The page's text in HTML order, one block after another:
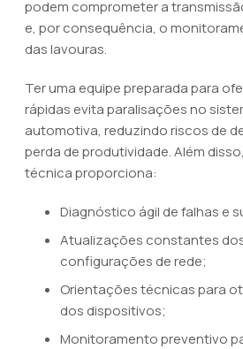
podem comprometer a
e, por consequência, o
das lavouras.
Ter uma equipe preparada para
rápidas evita paralisações no
automotiva, reduzindo riscos de
perda de produtividade. Além
técnica proporciona:
Diagnóstico ágil de falhas e
Atualizações constantes
configurações de rede;
Orientações técnicas para
dos dispositivos;
Monitoramento preventivo